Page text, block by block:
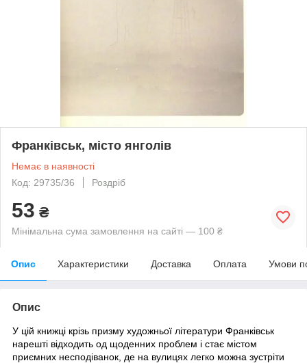
Франківськ, місто янголів
Немає в наявності
Код: 29735/36
Роздріб
53 ₴
Мінімальна сума замовлення на сайті — 100 ₴
Опис Характеристики Доставка Оплата Умови
Опис
У цій книжці крізь призму художньої літератури Франківськ
нарешті відходить од щоденних проблем і стає містом
приємних несподіванок, де на вулицях легко можна зустріти